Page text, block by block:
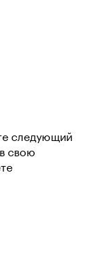
следующий
свою